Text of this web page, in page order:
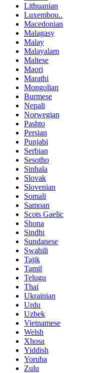
Lithuanian
Luxembou..
Macedonian
Malagasy
Malay
Malayalam
Maltese
Maori
Marathi
Mongolian
Burmese
Nepali
Norwegian
Pashto
Persian
Punjabi
Serbian
Sesotho
Sinhala
Slovak
Slovenian
Somali
Samoan
Scots Gaelic
Shona
Sindhi
Sundanese
Swahili
Tajik
Tamil
Telugu
Thai
Ukrainian
Urdu
Uzbek
Vietnamese
Welsh
Xhosa
Yiddish
Yoruba
Zulu